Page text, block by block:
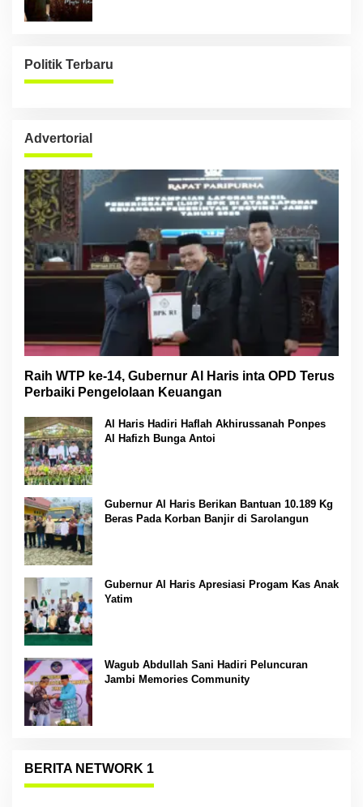
Politik Terbaru
Advertorial
Raih WTP ke-14, Gubernur Al Haris inta OPD Terus
Perbaiki Pengelolaan Keuangan
Al Haris Hadiri Haflah Akhirussanah Ponpes
Al Hafizh Bunga Antoi
Gubernur Al Haris Berikan Bantuan 10.189 Kg
Beras Pada Korban Banjir di Sarolangun
Gubernur Al Haris Apresiasi Progam Kas Anak
Yatim
Wagub Abdullah Sani Hadiri Peluncuran
Jambi Memories Community
BERITA NETWORK 1